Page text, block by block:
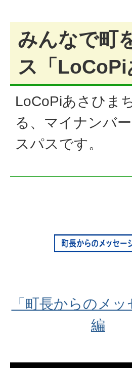
みんなで町
ス「
LoCoPiあさひま
る、マイナンバ
スパスです。
「町長からのメッ
編